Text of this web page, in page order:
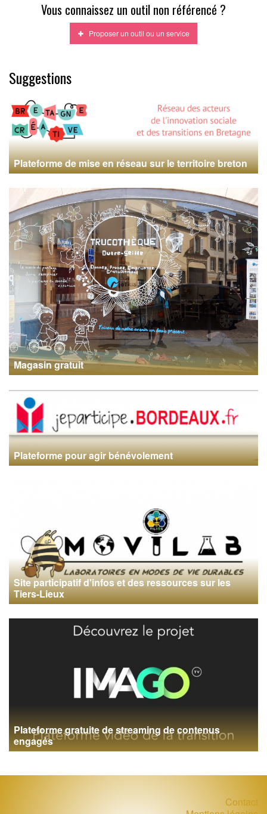
Vous connaissez un outil non référencé ?
Proposer un outil ou un service
Suggestions
Plateforme de mise en réseau sur le territoire breton
Magasin gratuit
Plateforme pour agir bénévolement
Site participatif d'infos et des ressources sur les
Tiers-Lieux
Plateforme gratuite de streaming de contenus
engagés
Contact